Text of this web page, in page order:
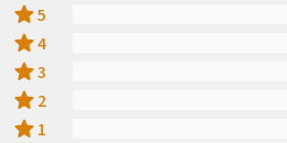
star5
star4
star3
star 2
star 1